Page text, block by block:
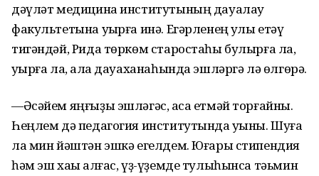
дәүләт медицина институтының дауалау
факультетына уҡырға инә. Егәрленең ҡулы етәү
тигәндәй, Рида төркөм старостаһы булырға ла,
уҡырға ла, ҡала дауаханаһында эшләргә лә өлгөрә.
—Әсәйем яңғыҙы эшләгәс, аҡса етмәй торғайны.
Һеңлем дә педагогия институтында уҡыны. Шуға
ла мин йәштән эшкә егелдем. Юғары стипендия
һәм эш хаҡы алғас, үҙ-үҙемде тулыһынса тәьмин